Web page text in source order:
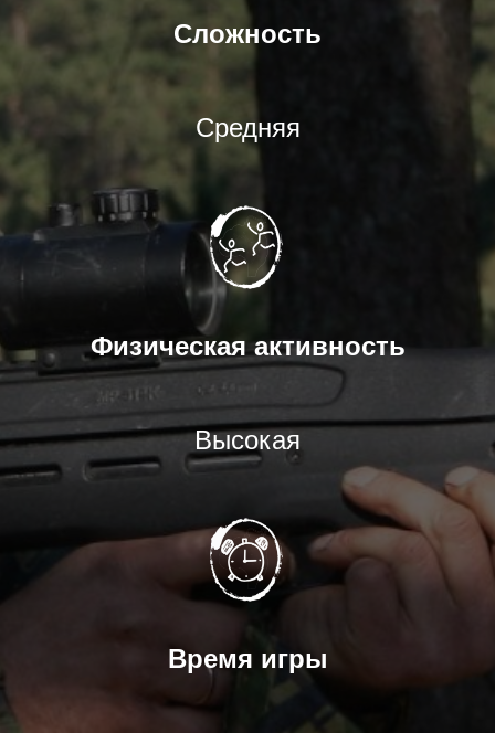
Сложность
Средняя
Физическая активность
Высокая
Время игры